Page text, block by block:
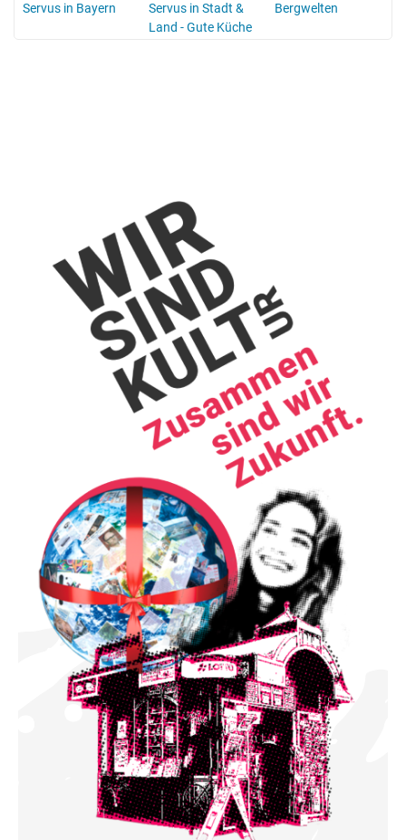
Servus in Bayern
Servus in Stadt &
Land - Gute Küche
Bergwelten